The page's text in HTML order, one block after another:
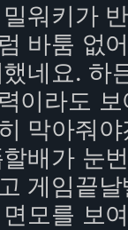
워키가
바툼 없
네요. 하
이라도
막아줘
배가 눈
게임끝
모를 보